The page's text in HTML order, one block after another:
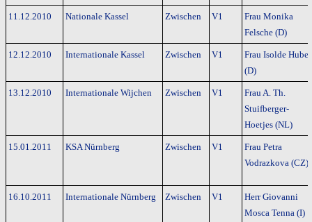
11.12.2010 Nationale Kassel Zwischen V1
Frau Monika
Felsche (D)
12.12.2010 Internationale Kassel Zwischen V1
Frau Isolde Huber
(D)
13.12.2010 Internationale Wijchen Zwischen V1
Frau A. Th.
Stuifberger-
Hoetjes (NL)
15.01.2011 KSA Nürnberg Zwischen V1
Frau Petra
Vodrazkova (CZ)
16.10.2011 Internationale Nürnberg Zwischen V1
Herr Giovanni
Mosca Tenna (I)